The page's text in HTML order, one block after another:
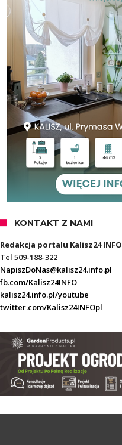
KONTAKT Z NAMI
Redakcja portalu Kalisz24 INFO
Tel 509-188-322
NapiszDoNas@kalisz24.info.pl
fb.com/Kalisz24INFO
kalisz24.info.pl/youtube
twitter.com/Kalisz24INFOpl